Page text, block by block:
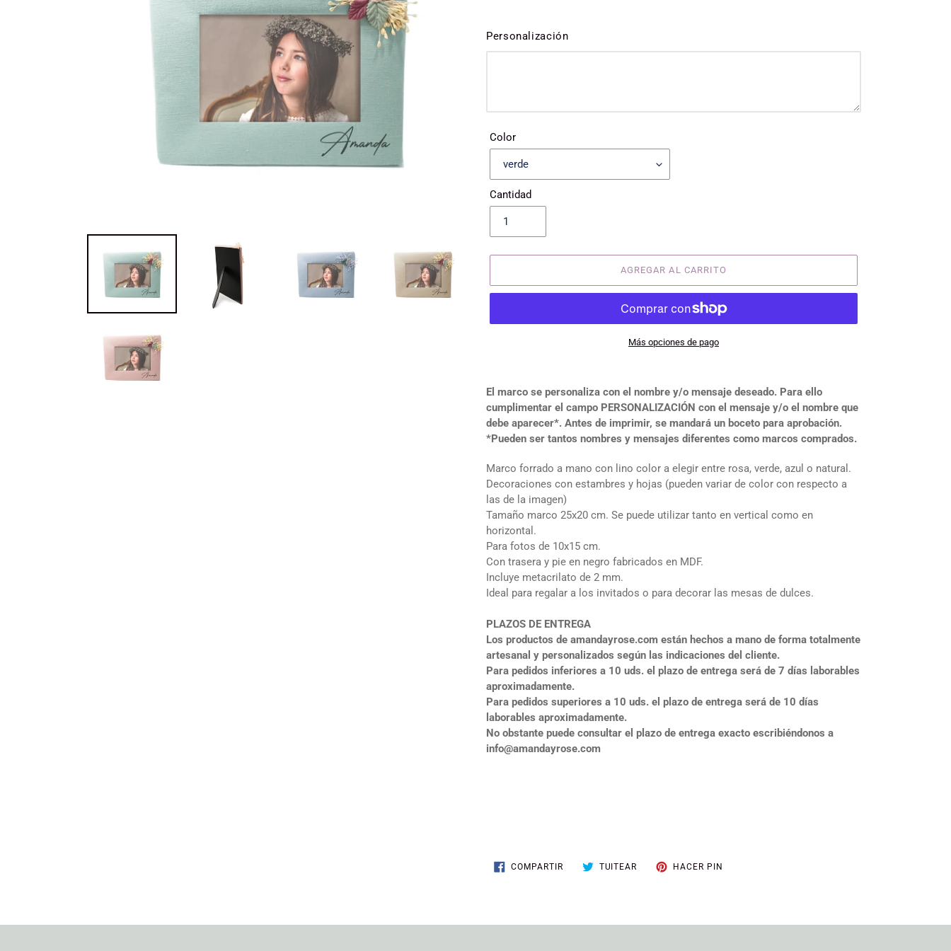
Personalización
Color
Cantidad
AGREGAR AL CARRITO
Más opciones de pago
el
producto
a
tu
de
compra
El marco se personaliza con el nombre y/o mensaje deseado. Para ello
cumplimentar el campo PERSONALIZACIÓN con el mensaje y/o el nombre que
debe aparecer*. Antes de imprimir, se mandará un boceto para aprobación.
*Pueden ser tantos nombres y mensajes diferentes como marcos comprados.
Marco forrado a mano con lino color a elegir entre rosa, verde, azul o natural.
Decoraciones con estambres y hojas (pueden variar de color con respecto a
las de la imagen)
Tamaño marco 25x20 cm. Se puede utilizar tanto en vertical como en
horizontal.
Para fotos de 10x15 cm.
Con trasera y pie en negro fabricados en MDF.
Incluye metacrilato de 2 mm.
Ideal para regalar a los invitados o para decorar las mesas de dulces.
PLAZOS DE ENTREGA
Los productos de amandayrose.com están hechos a mano de forma totalmente
artesanal y personalizados según las indicaciones del cliente.
Para pedidos inferiores a 10 uds. el plazo de entrega será de 7 días laborables
aproximadamente.
Para pedidos superiores a 10 uds. el plazo de entrega será de 10 días
laborables aproximadamente.
No obstante puede consultar el plazo de entrega exacto escribiéndonos a
info@amandayrose.com
COMPARTIRCOMPARTIRTUITEAR TUITEARHACER PIN